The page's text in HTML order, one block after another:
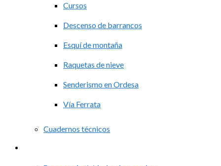
Cursos
Descenso de barrancos
Esquí de montaña
Raquetas de nieve
Senderismo en Ordesa
Vía Ferrata
Cuadernos técnicos